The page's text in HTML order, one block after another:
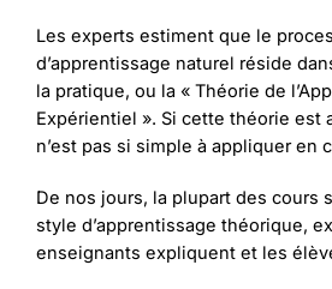
Les experts estiment que le
d’apprentissage naturel réside
la pratique, ou la « Théorie de
Expérientiel ». Si cette théorie est
n’est pas si simple à appliquer en
De nos jours, la plupart des cours
style d’apprentissage théorique,
enseignants expliquent et les